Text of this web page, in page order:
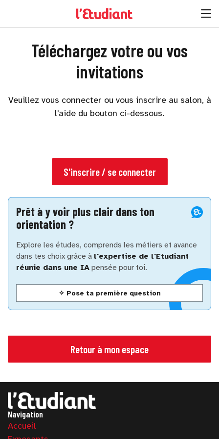
Téléchargez votre ou vos
invitations
Veuillez vous connecter ou vous inscrire au salon, à
l'aide du bouton ci-dessous.
S'inscrire / se connecter
Prêt à y voir plus clair dans ton
orientation ?
Explore les études, comprends les métiers et avance
dans tes choix grâce à l'expertise de l'Etudiant
réunie dans une IA pensée pour toi.
✧ Pose ta première question
Retour à mon espace
Navigation
Accueil